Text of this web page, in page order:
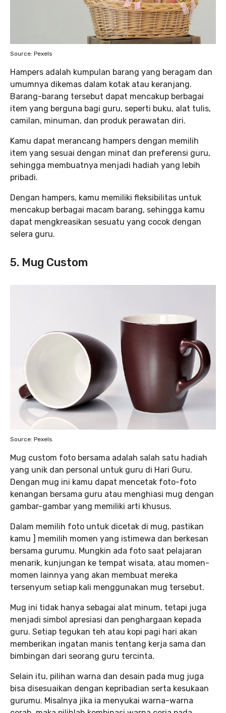
Source: Pexels
Hampers adalah kumpulan barang yang beragam dan
umumnya dikemas dalam kotak atau keranjang.
Barang-barang tersebut dapat mencakup berbagai
item yang berguna bagi guru, seperti buku, alat tulis,
camilan, minuman, dan produk perawatan diri.
Kamu dapat merancang hampers dengan memilih
item yang sesuai dengan minat dan preferensi guru,
sehingga membuatnya menjadi hadiah yang lebih
pribadi.
Dengan hampers, kamu memiliki fleksibilitas untuk
mencakup berbagai macam barang, sehingga kamu
dapat mengkreasikan sesuatu yang cocok dengan
selera guru.
5. Mug Custom
Source: Pexels
Mug custom foto bersama adalah salah satu hadiah
yang unik dan personal untuk guru di Hari Guru.
Dengan mug ini kamu dapat mencetak foto-foto
kenangan bersama guru atau menghiasi mug dengan
gambar-gambar yang memiliki arti khusus.
Dalam memilih foto untuk dicetak di mug, pastikan
kamu ] memilih momen yang istimewa dan berkesan
bersama gurumu. Mungkin ada foto saat pelajaran
menarik, kunjungan ke tempat wisata, atau momen-
momen lainnya yang akan membuat mereka
tersenyum setiap kali menggunakan mug tersebut.
Mug ini tidak hanya sebagai alat minum, tetapi juga
menjadi simbol apresiasi dan penghargaan kepada
guru. Setiap tegukan teh atau kopi pagi hari akan
memberikan ingatan manis tentang kerja sama dan
bimbingan dari seorang guru tercinta.
Selain itu, pilihan warna dan desain pada mug juga
bisa disesuaikan dengan kepribadian serta kesukaan
gurumu. Misalnya jika ia menyukai warna-warna